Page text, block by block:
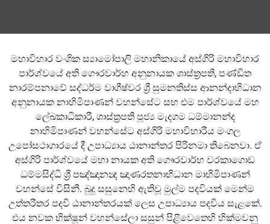
මහාවිහාර වංශික ස්‍යාමෝපාලි මහානිකායේ අස්ගිරි මහාවිහාර
පාර්ශ්වයේ අති ගෞරවාර්හ අනුනායක ශාස්ත්‍රපති, පණ්ඩිත
නාරම්පනාවේ සද්ධර්ම වාගීෂ්‍වර ශ්‍රී සුමනතිස්ස ආනන්දාභිධාන
අනුනායක නාහිමිපාණන් වහන්සේට සහ එම පාර්ශ්වයේ මහ
ලේඛකාධිකාරී, ශාස්ත්‍රපති පූජ්‍ය මැදගම ධම්මානන්ද
නාහිමිපාණන් වහන්සේට අස්ගිරි මහාවිහාරීය මංගල
උපෝසථාගාරයේ දී උපාධ්‍යාය ඨානාන්තර පිරිනමා තිබෙනවා. ඒ
අස්ගිරි පාර්ශ්වයේ මහා නායක අති ගෞරවාර්හ වරකාගොඩ
ධම්මසිද්ධි ශ්‍රී පඤ්ඤානන්‍ද ඤාණරතනාභිධාන මාහිමිපාණන්
වහන්සේ විසිනී. බුදු සසුනෙහි ඇතිවූ මුල්ම පදවියක් මෙන්ම
උත්තරීතර පදවි ඨානාන්තරයක් ලෙස උපාධ්‍යාය පදවිය සැළකේ.
එය නවක භික්ෂූන් වහන්සේලා සසුන් පිළිවෙතෙහි හික්මවනු